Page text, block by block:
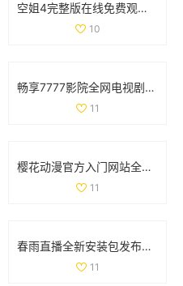
空姐4完整版在线免费观看 精彩剧情不容错过
10
畅享7777影院全网电视剧免费观影之旅一路向西精彩不断
11
樱花动漫官方入门网站全新上线，探索丰富动漫世界的最佳起点
11
春雨直播全新安装包发布，畅享无缝直播体验不容错过
11